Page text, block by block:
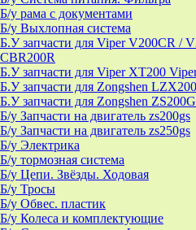
Б/у рама с документами
Б/у Выхлопная система
Б.У запчасти для Viper V200CR /
CBR200R
Б.У запчасти для Viper XT200
Б.У запчасти для Zongshen
Б.У запчасти для Zongshen
Б/у Запчасти на двигатель zs200gs
Б/у Запчасти на двигатель zs250gs
Б/у Электрика
Б/у тормозная система
Б/у Цепи. Звёзды. Ходовая
Б/у Тросы
Б/у Обвес. пластик
Б/у Колеса и комплектующие